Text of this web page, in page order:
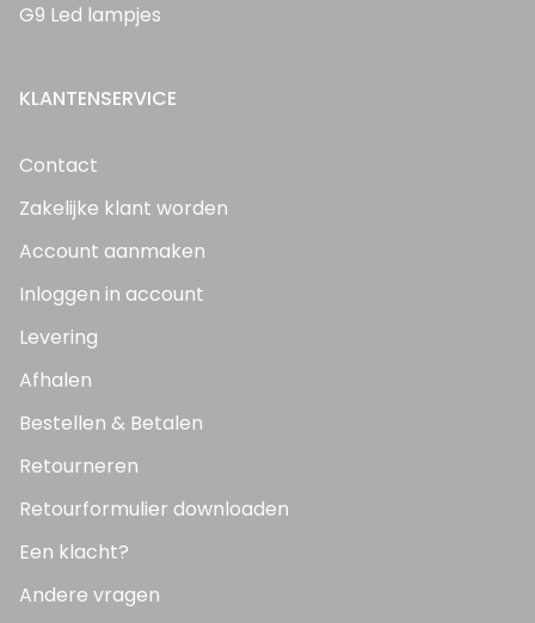
G9 Led lampjes
KLANTENSERVICE
Contact
Zakelijke klant worden
Account aanmaken
Inloggen in account
Levering
Afhalen
Bestellen & Betalen
Retourneren
Retourformulier downloaden
Een klacht?
Andere vragen